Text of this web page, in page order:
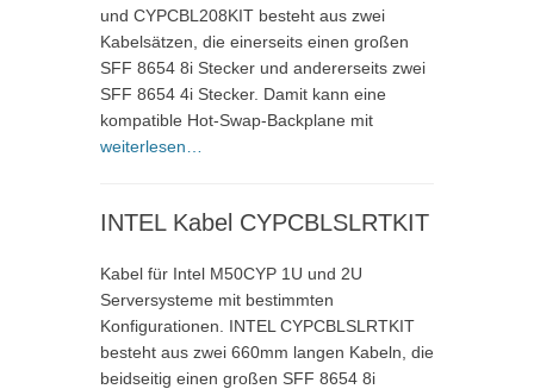
und CYPCBL208KIT besteht aus zwei
Kabelsätzen, die einerseits einen großen
SFF 8654 8i Stecker und andererseits zwei
SFF 8654 4i Stecker. Damit kann eine
kompatible Hot-Swap-Backplane mit
weiterlesen…
INTEL Kabel CYPCBLSLRTKIT
Kabel für Intel M50CYP 1U und 2U
Serversysteme mit bestimmten
Konfigurationen. INTEL CYPCBLSLRTKIT
besteht aus zwei 660mm langen Kabeln, die
beidseitig einen großen SFF 8654 8i